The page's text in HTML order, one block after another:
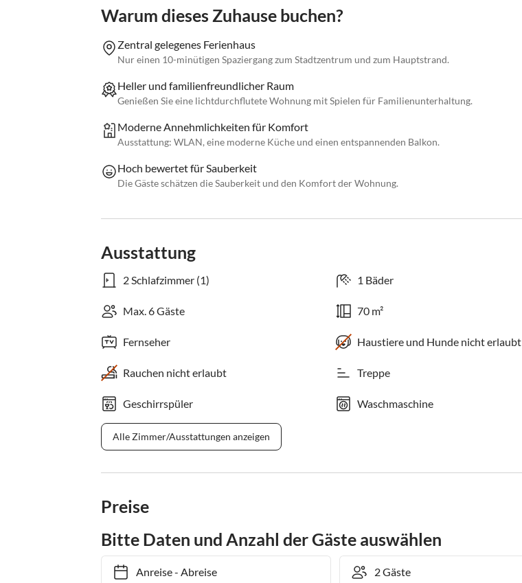
Warum dieses Zuhause buchen?
Zentral gelegenes Ferienhaus
Nur einen 10-minütigen Spaziergang zum Stadtzentrum und zum Hauptstrand.
Heller und familienfreundlicher Raum
Genießen Sie eine lichtdurchflutete Wohnung mit Spielen für Familienunterhaltung.
Moderne Annehmlichkeiten für Komfort
Ausstattung: WLAN, eine moderne Küche und einen entspannenden Balkon.
Hoch bewertet für Sauberkeit
Die Gäste schätzen die Sauberkeit und den Komfort der Wohnung.
Ausstattung
2 Schlafzimmer (1) 1 Bäder
Max. 6 Gäste 70 m²
Fernseher Haustiere und Hunde nicht erlaubt
Rauchen nicht erlaubt Treppe
Geschirrspüler Waschmaschine
Alle Zimmer/Ausstattungen anzeigen
Preise
Bitte Daten und Anzahl der Gäste auswählen
Anreise- Abreise